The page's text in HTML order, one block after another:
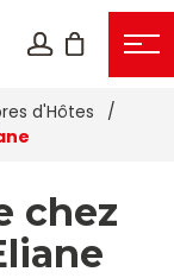
d'Hôtes
/
chez